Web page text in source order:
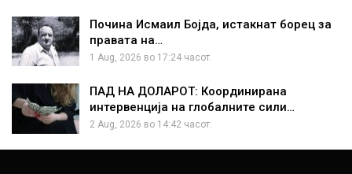
Почина Исмаил Бојда, истакнат борец за
правата на…
1 Aug, 2026 во 17:24 часот.
ПАД НА ДОЛАРОТ: Координирана
интервенција на глобалните сили…
2 Aug, 2026 во 14:42 часот.